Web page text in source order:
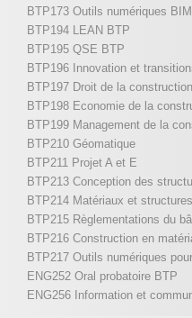
BTP173 Outils numériques
BTP194 LEAN BTP
BTP195 QSE BTP
BTP196 Innovation et
BTP197 Droit de la construction
BTP198 Economie de la
BTP199 Management de la
BTP210 Géomatique
BTP211 Projet A et E
BTP213 Conception des
BTP214 Matériaux et
BTP215 Règlementations du
BTP216 Construction en
BTP217 Outils numériques
ENG252 Oral probatoire BTP
ENG256 Information et